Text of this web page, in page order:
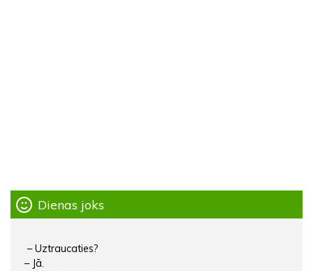
Dienas joks
– Uztraucaties?
– Jā.